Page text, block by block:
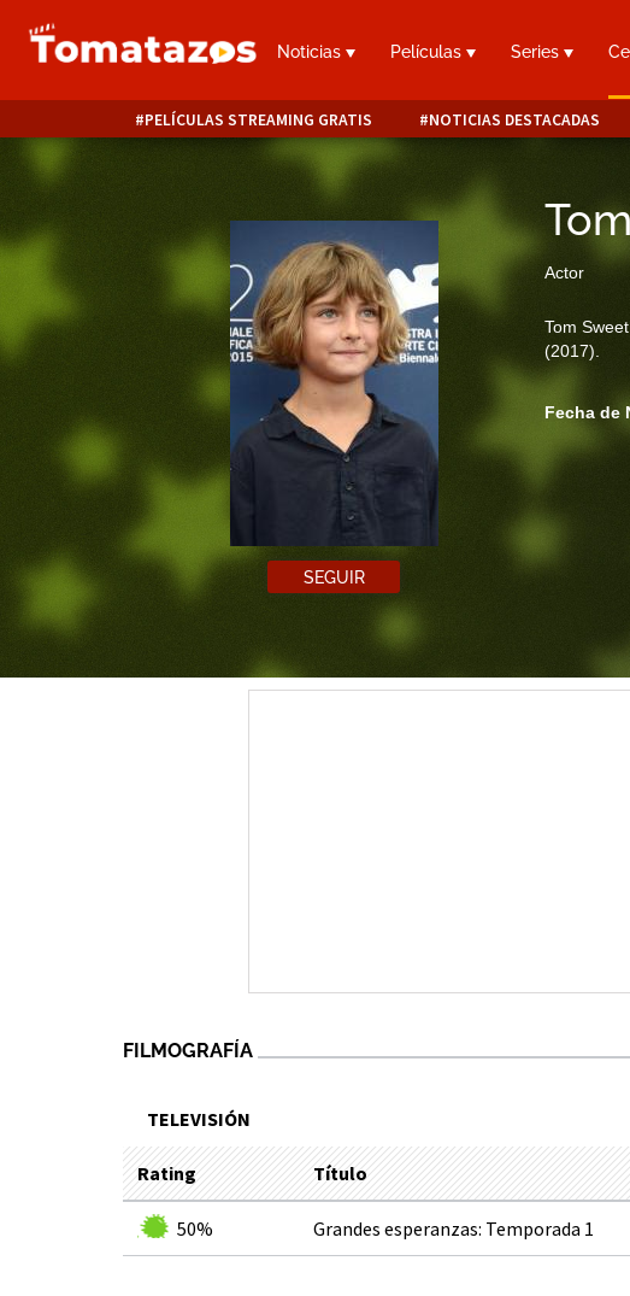
Noticias Películas Series
PELÍCULAS STREAMING GRATIS NOTICIAS DESTACADAS
SEGUIR
Actor
Tom
(2017).
Fecha de
FILMOGRAFÍA
TELEVISIÓN
Rating Título
50% Grandes esperanzas: Temporada 1